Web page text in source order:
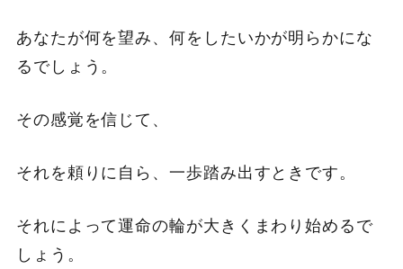
あなたが何を望み、何をしたいかが明らかにな
るでしょう。
その感覚を信じて、
それを頼りに自ら、一歩踏み出すときです。
それによって運命の輪が大きくまわり始めるで
しょう。